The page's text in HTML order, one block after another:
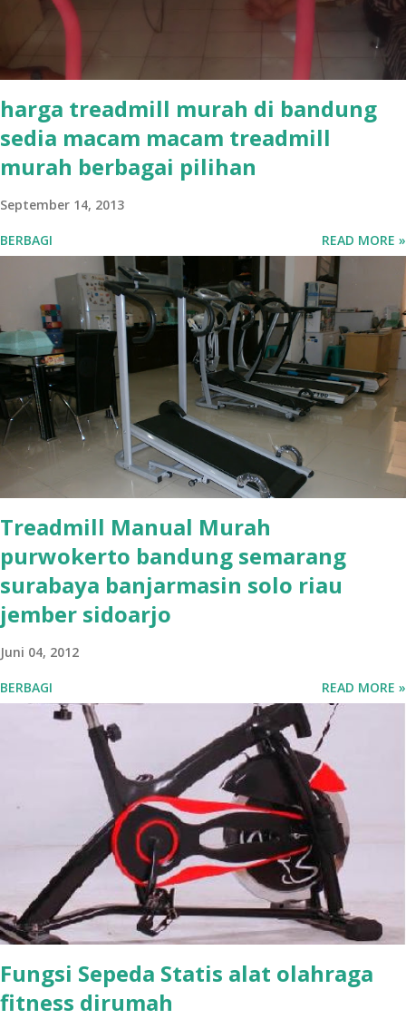
harga treadmill murah di bandung
sedia macam macam treadmill
murah berbagai pilihan
September 14, 2013
BERBAGI READ MORE »
Treadmill Manual Murah
purwokerto bandung semarang
surabaya banjarmasin solo riau
jember sidoarjo
Juni 04, 2012
BERBAGI READ MORE »
Fungsi Sepeda Statis alat olahraga
fitness dirumah